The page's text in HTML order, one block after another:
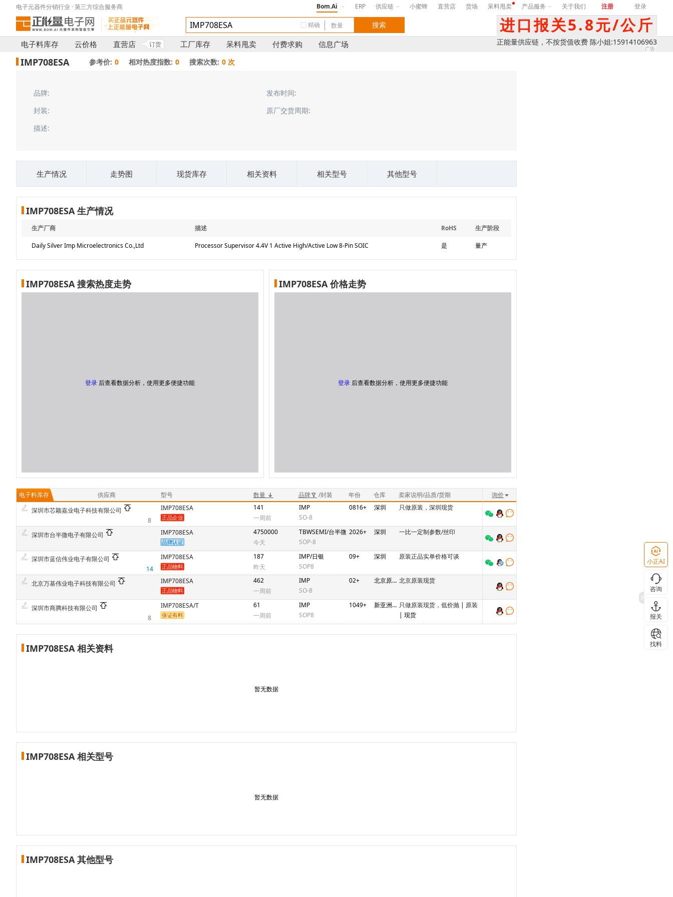
电子元器件分销行业 · 第三方综合服务商 Bom.Ai ERP 供应链 小蜜蜂 直营店 货场 呆料甩卖 产品服务 关于我们 注册 登录
精确 进口报关5.8元/公斤
正能量供应链，不按货值收费 陈小姐:15914106963
电子料库存 云价格 直营店 订货 工厂库存 呆料甩卖 付费求购 信息广场
IMP708ESA 参考价: 0 相对热度指数: 0 搜索次数: 0 次
品牌:
发布时间:
封装:
原厂交货周期:
描述:
生产情况 走势图 现货库存 相关资料 相关型号 其他型号
IMP708ESA 生产情况
生产厂商 描述 RoHS 生产阶段
Daily Silver Imp Microelectronics Co.,Ltd Processor Supervisor 4.4V 1 Active High/Active Low 8-Pin SOIC 是 量产
IMP708ESA 搜索热度走势
登录 后查看数据分析，使用更多便捷功能
IMP708ESA 价格走势
登录 后查看数据分析，使用更多便捷功能
电子料库存 供应商 型号 数量 品牌 /封装 年份 仓库 卖家说明/品质/货期
询价
深圳市芯颖嘉业电子科技有限公司
8
IMP708ESA
141
一周前
IMP
SO-8
0816+ 深圳 只做原装，深圳现货
深圳市台半微电子有限公司 IMP708ESA
4750000
今天
TBWSEMI/台半微
SOP-8
2026+ 深圳 一比一定制参数/丝印
深圳市蓝信伟业电子有限公司
14
IMP708ESA
187
昨天
IMP/日银
SOP8
09+ 深圳 原装正品实单价格可谈
北京万基伟业电子科技有限公司 IMP708ESA
462
一周前
IMP
SO-8
02+ 北京原装现货 北京原装现货
深圳市商腾科技有限公司
8
IMP708ESA/T
61
一周前
IMP
SOP8
1049+ 新亚洲2期N4C448-458 只做原装现货，低价抛 | 原装
| 现货
IMP708ESA 相关资料
暂无数据
IMP708ESA 相关型号
暂无数据
IMP708ESA 其他型号
小正AI
咨询
报关
找料